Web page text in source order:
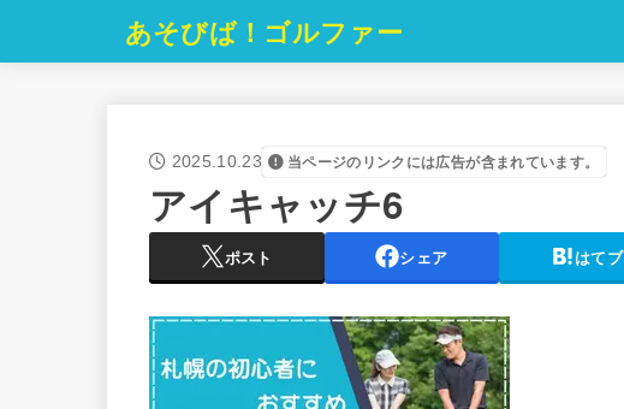
あそびば！ゴルファー
2025.10.23 当ページのリンクには広告が含まれています。
アイキャッチ6
ポスト シェア はてブ